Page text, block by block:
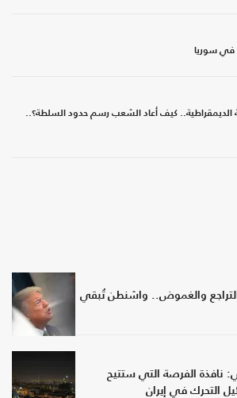
في سوريا
الديمقراطية.. كيف أعاد الشعب رسم حدود السلطة؟..
والغموض.. واشنطن تُبقي
نافذة الفرصة التي ستتيح
التحرك في إيران